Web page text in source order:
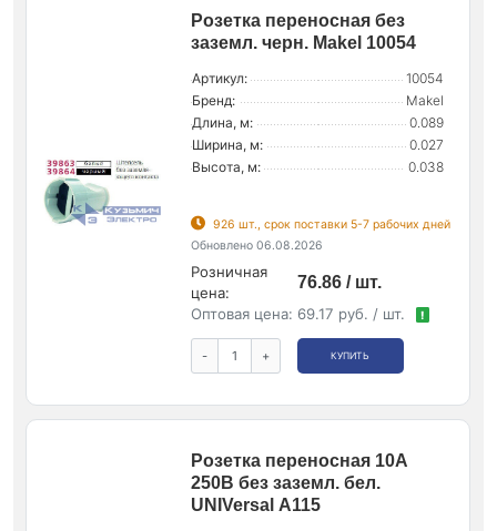
Розетка переносная без
заземл. черн. Makel 10054
Артикул:
10054
Бренд:
Makel
Длина, м:
0.089
Ширина, м:
0.027
Высота, м:
0.038
926 шт., срок поставки 5-7 рабочих дней
Обновлено 06.08.2026
Розничная
цена:
76.86 / шт.
Оптовая цена: 69.17 руб. / шт. !
- + КУПИТЬ
Розетка переносная 10А
250В без заземл. бел.
UNIVersal А115